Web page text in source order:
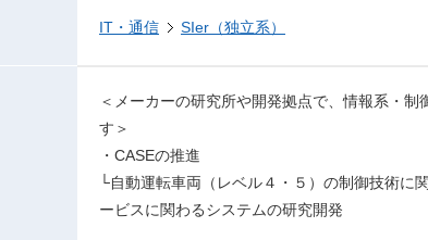
IT・通信 SIer（独立系）
＜メーカーの研究所や開発拠点で、情報系・
す＞
・CASEの推進
└自動運転車両（レベル４・５）の制御
ービスに関わるシステムの研究開発